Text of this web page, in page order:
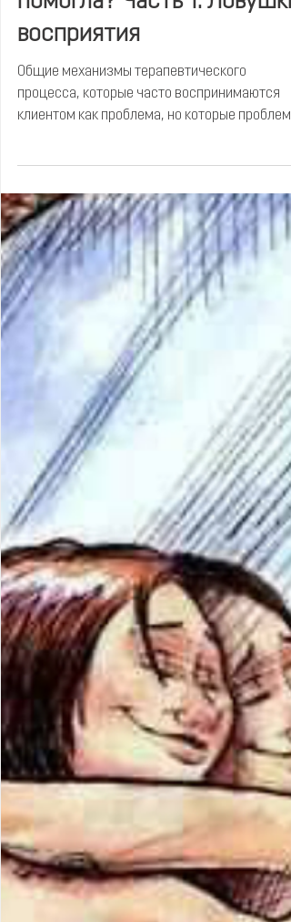
Почему психотерапия не
помогла? Часть 1: Ловушки
восприятия
Общие механизмы терапевтического